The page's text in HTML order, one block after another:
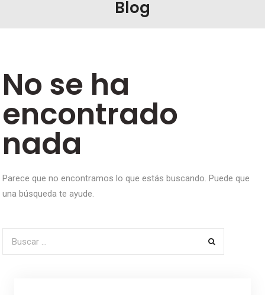
Blog
No se ha
encontrado
nada
Parece que no encontramos lo que estás buscando. Puede que
una búsqueda te ayude.